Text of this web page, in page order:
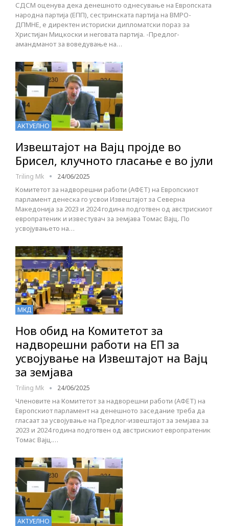
СДСМ оценува дека денешното однесување на Европската
народна партија (ЕПП), сестринската партија на ВМРО-
ДПМНЕ, е директен историски дипломатски пораз за
Христијан Мицкоски и неговата партија. -Предлог-
амандманот за воведување на…
АКТУЕЛНО
Извештајот на Вајц пројде во
Брисел, клучното гласање е во јули
Triling Mk 24/06/2025
Комитетот за надворешни работи (АФЕТ) на Европскиот
парламент денеска го усвои Извештајот за Северна
Македонија за 2023 и 2024 година подготвен од австрискиот
европратеник и известувач за земјава Томас Вајц. По
усвојувањето на…
МКД
Нов обид на Комитетот за
надворешни работи на ЕП за
усвојување на Извештајот на Вајц
за земјава
Triling Mk 24/06/2025
Членовите на Комитетот за надворешни работи (АФЕТ) на
Европскиот парламент на денешното заседание треба да
гласаат за усвојување на Предлог-извештајот за земјава за
2023 и 2024 година подготвен од австрискиот европратеник
Томас Вајц.…
АКТУЕЛНО